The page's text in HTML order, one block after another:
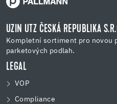
UZIN UTZ ČESKÁ REPUBLIKA
Kompletní sortiment pro novou
parketových podlah.
LEGAL
VOP
Compliance